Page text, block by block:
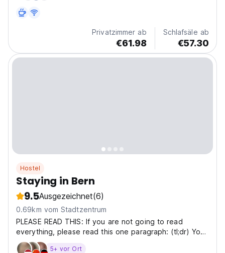
Mittagstisch...
Privatzimmer ab
€61.98
Schlafsäle ab
€57.30
Hostel
Staying in Bern
9.5Ausgezeichnet(6)
0.69km vom Stadtzentrum
PLEASE READ THIS: If you are not going to read
everything, please read this one paragraph: (tl;dr) You
can't just book and show up - please contact us first to
5+ vor Ort